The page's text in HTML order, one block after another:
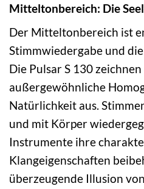
Mitteltonbereich: Die
Der Mitteltonbereich ist
Stimmwiedergabe und
Die Pulsar S 130
außergewöhnliche
Natürlichkeit aus.
und mit Körper
Instrumente ihre
Klangeigenschaften
überzeugende Illusion